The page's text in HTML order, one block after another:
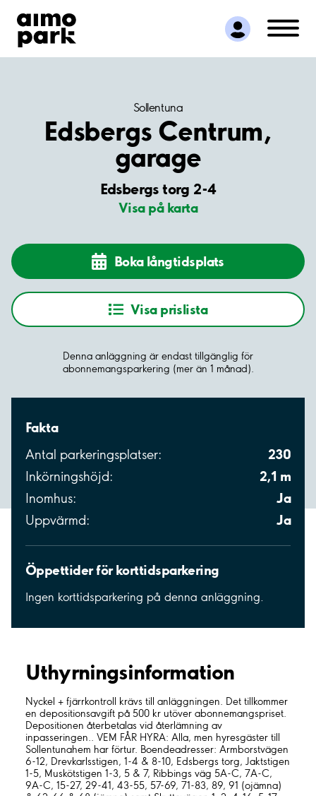
Hitta parkering
Samarbete
Kundservice
Sollentuna
Edsbergs Centrum,
garage
Edsbergs torg 2-4
Visa på karta
Boka långtidsplats
Visa prislista
Denna anläggning är endast tillgänglig för
abonnemangsparkering (mer än 1 månad).
Fakta
Antal parkeringsplatser: 230
Inkörningshöjd: 2,1 m
Inomhus: Ja
Uppvärmd: Ja
Öppettider för korttidsparkering
Ingen korttidsparkering på denna anläggning.
Uthyrnings­information
Nyckel + fjärrkontroll krävs till anläggningen. Det tillkommer
en depositionsavgift på 500 kr utöver abonnemangspriset.
Depositionen återbetalas vid återlämning av
inpasseringen.. VEM FÅR HYRA: Alla, men hyresgäster till
Sollentunahem har förtur. Boendeadresser: Armborstvägen
6-12, Drevkarlsstigen, 1-4 & 8-10, Edsbergs torg, Jaktstigen
1-5, Muskötstigen 1-3, 5 & 7, Ribbings väg 5A-C, 7A-C,
9A-C, 15-27, 29-41, 43-55, 57-69, 71-83, 89, 91 (ojämna)